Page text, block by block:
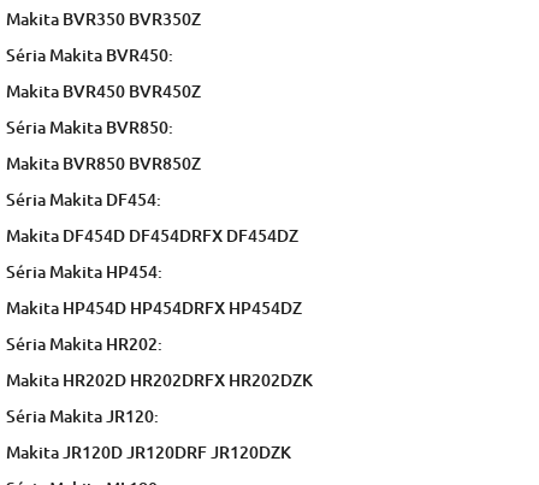
Makita BVR350 BVR350Z
Séria Makita BVR450:
Makita BVR450 BVR450Z
Séria Makita BVR850:
Makita BVR850 BVR850Z
Séria Makita DF454:
Makita DF454D DF454DRFX DF454DZ
Séria Makita HP454:
Makita HP454D HP454DRFX HP454DZ
Séria Makita HR202:
Makita HR202D HR202DRFX HR202DZK
Séria Makita JR120:
Makita JR120D JR120DRF JR120DZK